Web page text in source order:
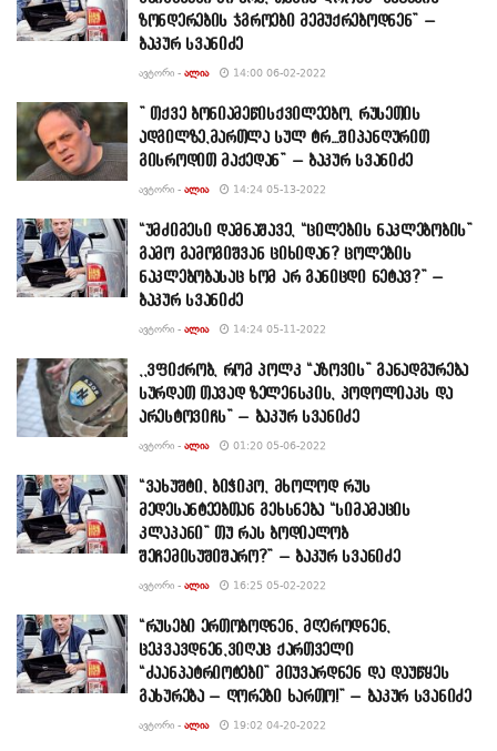
ზონდერების ჯგროები მემუქრებოდნენ” –
ბაკურ სვანიძე
ᲐᲕᲢᲝᲠᲘ - ᲐᲚᲘᲐ 14:00 06-02-2022
” თქვე ბონიამეწისქვილეებო, რუსეთის
ადგილზე,მართლა სულ ტრ…შიპანღურით
გისროდით მაქედან” – ბაკურ სვანიძე
ᲐᲕᲢᲝᲠᲘ - ᲐᲚᲘᲐ 14:24 05-13-2022
“უმძიმესი დამნაშავე, “ცილების ნაკლებობის”
გამო გამოგიშვან ციხიდან? ცოლების
ნაკლებობასაც ხომ არ განიცდი ნეტავ?” –
ბაკურ სვანიძე
ᲐᲕᲢᲝᲠᲘ - ᲐᲚᲘᲐ 14:24 05-11-2022
,,ვფიქრობ, რომ პოლკ “აზოვის” განადგურება
სურდათ თავად ზელენსკის, პოდოლიაკს და
არესტოვიჩს” – ბაკურ სვანიძე
ᲐᲕᲢᲝᲠᲘ - ᲐᲚᲘᲐ 01:20 05-06-2022
“ვახუშტი, ბიჭიკო, მხოლოდ რუს
მედესანტეებთან გეხსნება “სიმამაცის
კლაპანი” თუ რას ბოდიალობ
შეჩემისუშიშარო?” – ბაკურ სვანიძე
ᲐᲕᲢᲝᲠᲘ - ᲐᲚᲘᲐ 16:25 05-02-2022
“რუსები ერთობოდნენ, მღეროდნენ,
ცეკვავდნენ,ვიღაც ქართველი
“ძაანპატრიოტები” მიუვარდნენ და დაუწყეს
გახურება – ღორები ხართო!” – ბაკურ სვანიძე
ᲐᲕᲢᲝᲠᲘ - ᲐᲚᲘᲐ 19:02 04-20-2022